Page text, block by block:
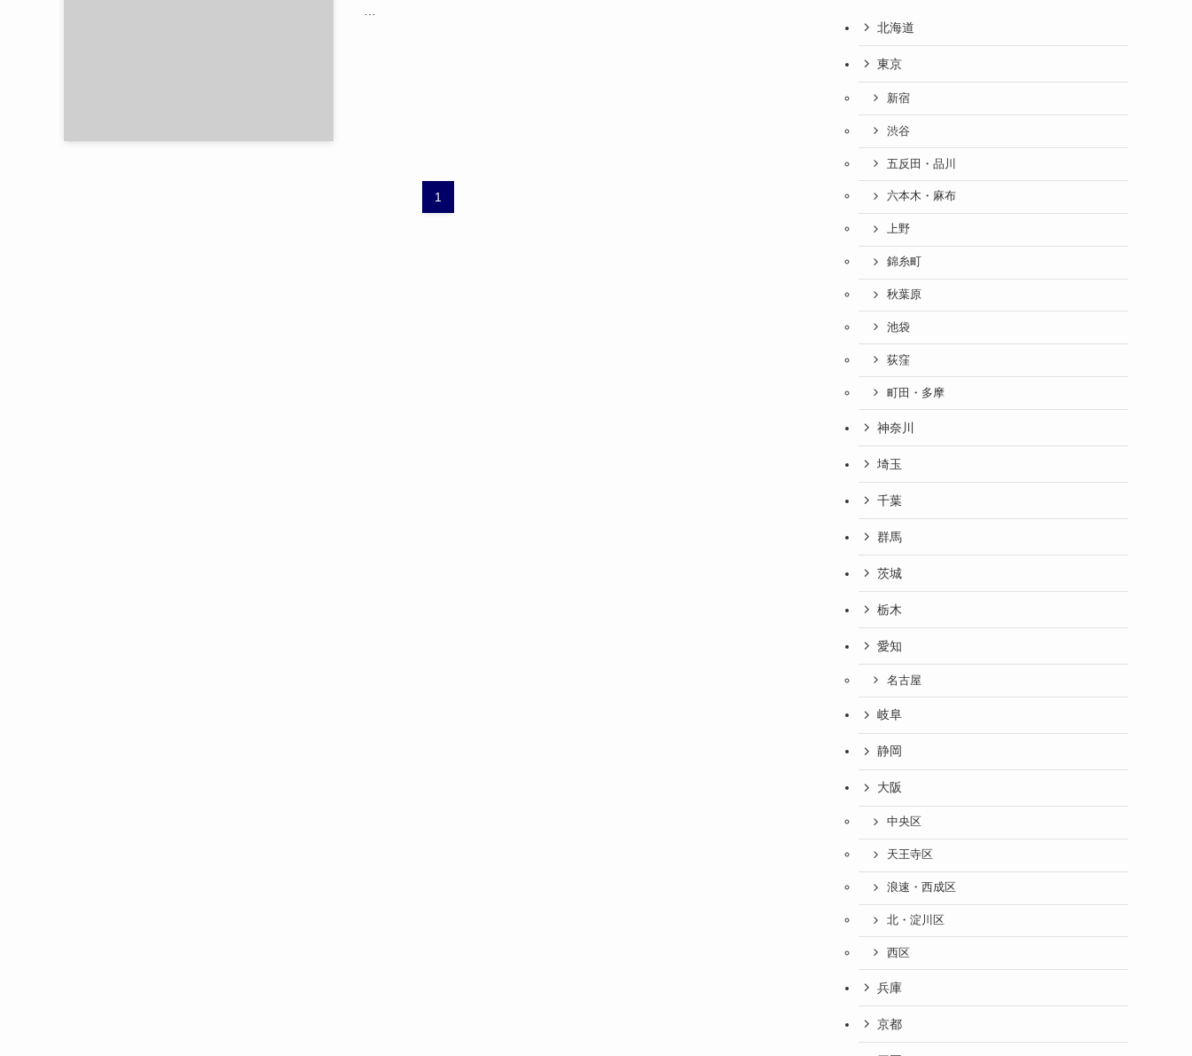
1
北海道
東京
新宿
渋谷
五反田・品川
六本木・麻布
上野
錦糸町
秋葉原
池袋
荻窪
町田・多摩
神奈川
埼玉
千葉
群馬
茨城
栃木
愛知
名古屋
岐阜
静岡
大阪
中央区
天王寺区
浪速・西成区
北・淀川区
西区
兵庫
京都